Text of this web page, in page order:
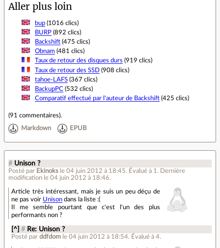
Aller plus loin
bup(1016 clics)
BURP(892 clics)
Backshift(475 clics)
Obnam (481 clics)
Taux de retour des disques durs (919 clics)
Taux de retour des SSD(908 clics)
tahoe-LAFS(367 clics)
BackupPC(532 clics)
Comparatif effectué par l'auteur de Backshift(425 clics)
(91 commentaires).
Markdown EPUB
# Unison ?
Posté par Ekinoks le 04 juin 2012 à 18:45. Évalué à 1 . Dernière
modification le 04 juin 2012 à 18:46.
Article très intéressant, mais je suis un peu déçu de
ne pas voir Unison dans la liste :(
Il me semble pourtant que c'est l'un des plus
performants non ?
[^] # Re: Unison ?
Posté parddfdom le 04 juin 2012 à 18:54. Évalué à4.